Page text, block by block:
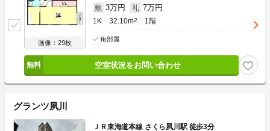
画像：29枚
敷 3万円 礼 7万円
1K 32.10m2 1階
角部屋
空室状況をお問い合わせ
グランツ夙川
ＪＲ東海道本線 さくら夙川駅 徒歩3分